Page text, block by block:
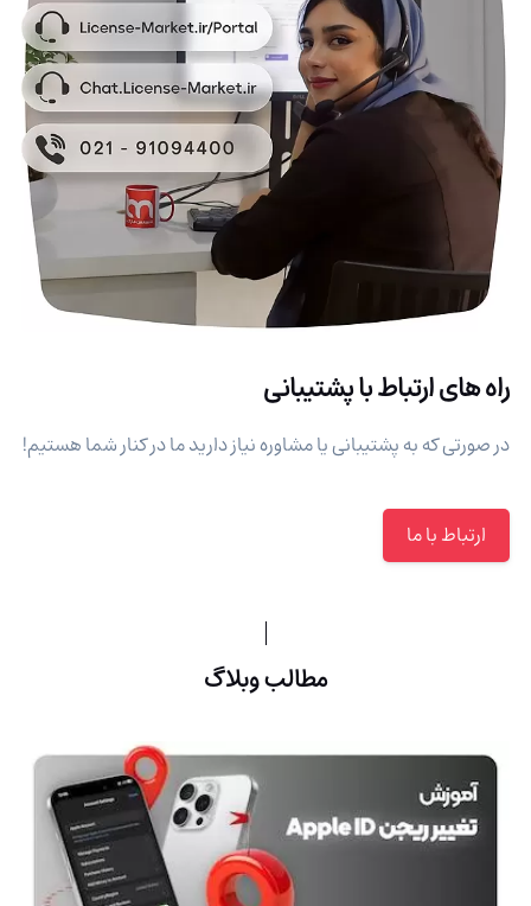
راه های ارتباط با پشتیبانی
در صورتی که به پشتیبانی یا مشاوره نیاز دارید ما در کنار شما هستیم!
ارتباط با ما
مطالب وبلاگ